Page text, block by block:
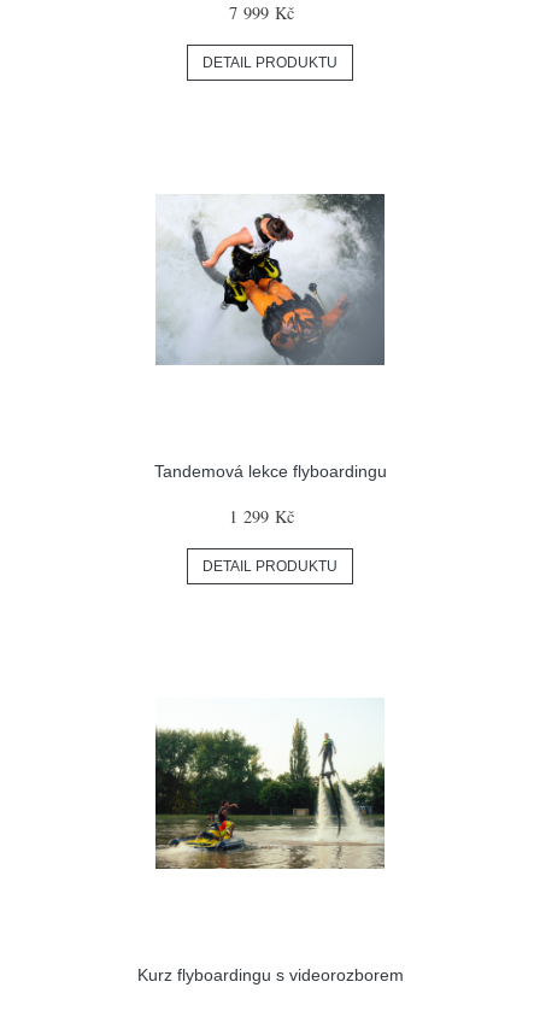
7 999 Kč
DETAIL PRODUKTU
Tandemová lekce flyboardingu
1 299 Kč
DETAIL PRODUKTU
Kurz flyboardingu s videorozborem